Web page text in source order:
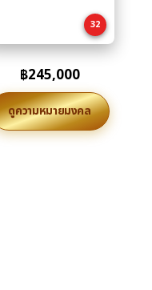
32
฿245,000
ดูความหมายมงคล